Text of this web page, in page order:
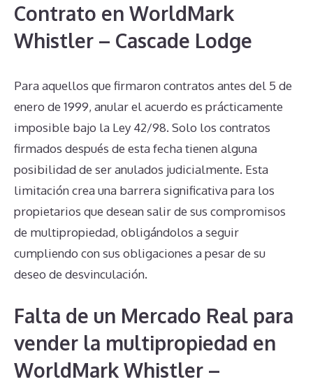
Contrato en WorldMark
Whistler – Cascade Lodge
Para aquellos que firmaron contratos antes del 5 de
enero de 1999, anular el acuerdo es prácticamente
imposible bajo la Ley 42/98. Solo los contratos
firmados después de esta fecha tienen alguna
posibilidad de ser anulados judicialmente. Esta
limitación crea una barrera significativa para los
propietarios que desean salir de sus compromisos
de multipropiedad, obligándolos a seguir
cumpliendo con sus obligaciones a pesar de su
deseo de desvinculación.
Falta de un Mercado Real para
vender la multipropiedad en
WorldMark Whistler –